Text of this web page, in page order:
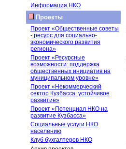
Информация НКО
Проекты
Проект «Общественные советы
- ресурс для социально-
экономического развития
региона»
Проект «Ресурсные
возможности: поддержка
общественных инициатив на
муниципальном уровне»
Проект «Некоммерческий
сектор Кузбасса: устойчивое
развитие»
Проект «Потенциал НКО на
развитие Кузбасса»
Социальные услуги НКО
населению
Клуб бухгалтеров НКО